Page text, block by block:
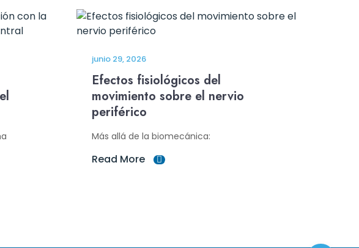
junio 29, 2026
Efectos fisiológicos del
movimiento sobre el nervio
periférico
Más allá de la biomecánica:
Read More